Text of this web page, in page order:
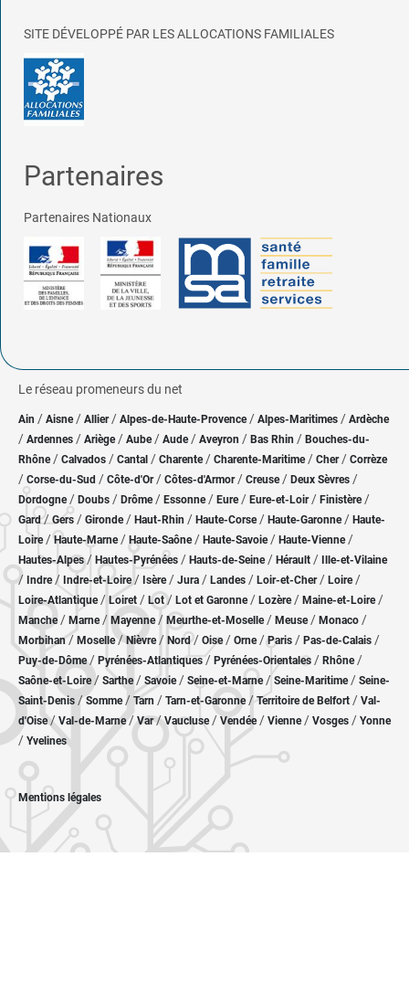
SITE DÉVELOPPÉ PAR LES ALLOCATIONS FAMILIALES
Partenaires
Partenaires Nationaux
Le réseau promeneurs du net
Ain / Aisne/ Allier/ Alpes-de-Haute-Provence / Alpes-Maritimes / Ardèche
/ Ardennes / Ariège/ Aube/ Aude / Aveyron / Bas Rhin / Bouches-du-
Rhône/ Calvados / Cantal / Charente / Charente-Maritime/ Cher / Corrèze
/ Corse-du-Sud / Côte-d'Or / Côtes-d'Armor/ Creuse/ Deux Sèvres /
Dordogne/ Doubs / Drôme/ Essonne / Eure/ Eure-et-Loir / Finistère/
Gard/Gers / Gironde/ Haut-Rhin / Haute-Corse/ Haute-Garonne/ Haute-
Loire/Haute-Marne/ Haute-Saône/ Haute-Savoie/ Haute-Vienne/
Hautes-Alpes/ Hautes-Pyrénées / Hauts-de-Seine/ Hérault / Ille-et-Vilaine
/ Indre/ Indre-et-Loire/ Isère/ Jura / Landes / Loir-et-Cher/ Loire/
Loire-Atlantique/ Loiret / Lot/ Lot et Garonne/ Lozère / Maine-et-Loire/
Manche/ Marne/ Mayenne/ Meurthe-et-Moselle/ Meuse/ Monaco /
Morbihan/ Moselle/ Nièvre / Nord/ Oise / Orne/Paris / Pas-de-Calais /
Puy-de-Dôme/ Pyrénées-Atlantiques / Pyrénées-Orientales / Rhône/
Saône-et-Loire/ Sarthe/ Savoie/ Seine-et-Marne/ Seine-Maritime/ Seine-
Saint-Denis /Somme/ Tarn / Tarn-et-Garonne/Territoire de Belfort / Val-
d'Oise/ Val-de-Marne/Var/Vaucluse/ Vendée/ Vienne/ Vosges / Yonne
/ Yvelines
Mentions légales